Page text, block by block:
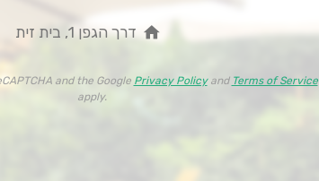
home דרך הגפן 1, בית זית
and the Google Privacy Policyand Terms of Service
apply.